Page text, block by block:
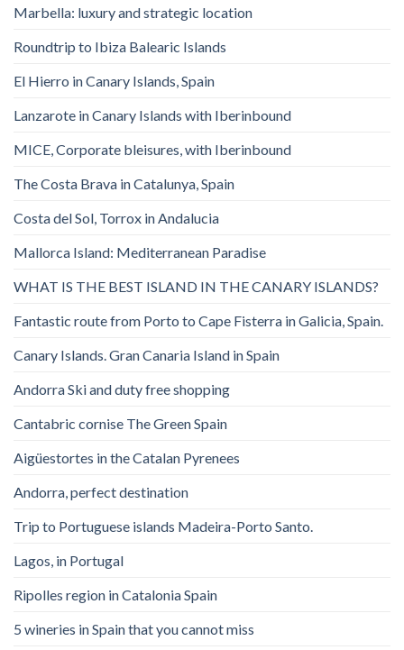
Marbella: luxury and strategic location
Roundtrip to Ibiza Balearic Islands
El Hierro in Canary Islands, Spain
Lanzarote in Canary Islands with Iberinbound
MICE, Corporate bleisures, with Iberinbound
The Costa Brava in Catalunya, Spain
Costa del Sol, Torrox in Andalucia
Mallorca Island: Mediterranean Paradise
WHAT IS THE BEST ISLAND IN THE CANARY ISLANDS?
Fantastic route from Porto to Cape Fisterra in Galicia, Spain.
Canary Islands. Gran Canaria Island in Spain
Andorra Ski and duty free shopping
Cantabric cornise The Green Spain
Aigüestortes in the Catalan Pyrenees
Andorra, perfect destination
Trip to Portuguese islands Madeira-Porto Santo.
Lagos, in Portugal
Ripolles region in Catalonia Spain
5 wineries in Spain that you cannot miss